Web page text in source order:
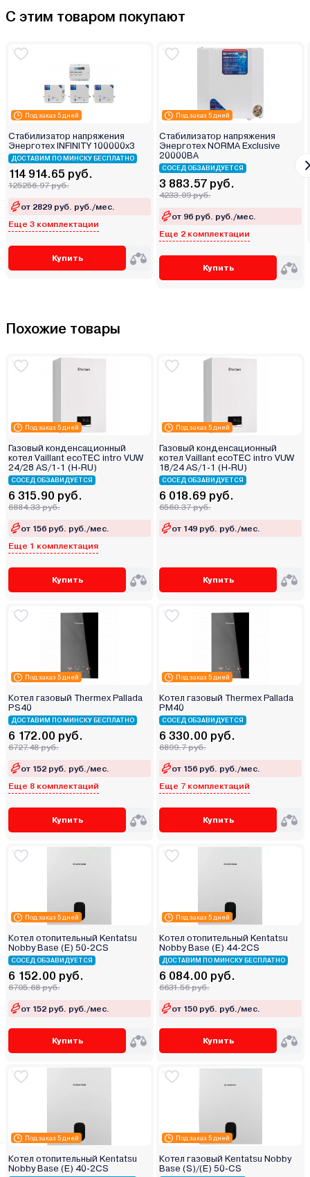
С этим товаром покупают
Под заказ 5 дней
Стабилизатор напряжения
Энерготех INFINITY 100000х3
ДОСТАВИМ ПО МИНСКУ БЕСПЛАТНО
114 914.65 руб.
125256.97 руб.
от 2829 руб. руб./мес.
Еще 3 комплектации
Купить
Под заказ 5 дней
Стабилизатор напряжения
Энерготех NORMA Exclusive
20000ВА
СОСЕД ОБЗАВИДУЕТСЯ
3 883.57 руб.
4233.09 руб.
от 96 руб. руб./мес.
Еще 2 комплектации
Купить
Похожие товары
Под заказ 5 дней
Газовый конденсационный
котел Vaillant ecoTEC intro VUW
24/28 AS/1-1 (H-RU)
СОСЕД ОБЗАВИДУЕТСЯ
6 315.90 руб.
6884.33 руб.
от 156 руб. руб./мес.
Еще 1 комплектация
Купить
Под заказ 5 дней
Газовый конденсационный
котел Vaillant ecoTEC intro VUW
18/24 AS/1-1 (H-RU)
СОСЕД ОБЗАВИДУЕТСЯ
6 018.69 руб.
6560.37 руб.
от 149 руб. руб./мес.
Купить
Под заказ 5 дней
Котел газовый Thermex Pallada
PS40
ДОСТАВИМ ПО МИНСКУ БЕСПЛАТНО
6 172.00 руб.
6727.48 руб.
от 152 руб. руб./мес.
Еще 8 комплектаций
Купить
Под заказ 5 дней
Котел газовый Thermex Pallada
PM40
СОСЕД ОБЗАВИДУЕТСЯ
6 330.00 руб.
6899.7 руб.
от 156 руб. руб./мес.
Еще 7 комплектаций
Купить
Под заказ 5 дней
Котел отопительный Kentatsu
Nobby Base (E) 50‑2CS
СОСЕД ОБЗАВИДУЕТСЯ
6 152.00 руб.
6705.68 руб.
от 152 руб. руб./мес.
Купить
Под заказ 5 дней
Котел отопительный Kentatsu
Nobby Base (E) 44‑2CS
ДОСТАВИМ ПО МИНСКУ БЕСПЛАТНО
6 084.00 руб.
6631.56 руб.
от 150 руб. руб./мес.
Купить
Под заказ 5 дней
Котел отопительный Kentatsu
Nobby Base (E) 40-2CS
Под заказ 5 дней
Котел газовый Kentatsu Nobby
Base (S)/(E) 50-CS